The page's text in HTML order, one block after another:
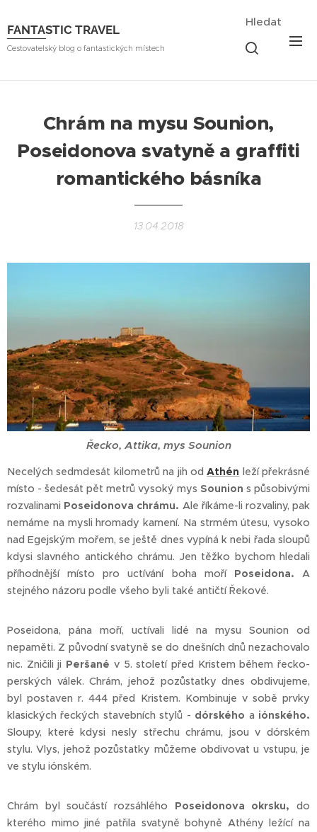
FANTASTIC TRAVEL
Cestovatelský blog o fantastických místech
Hledat
Chrám na mysu Sounion,
Poseidonova svatyně a graffiti
romantického básníka
13.04.2018
Řecko, Attika, mys Sounion
Necelých sedmdesát kilometrů na jih odAthén leží překrásné
místo - šedesát pět metrů vysoký mys Sounion s působivými
rozvalinami Poseidonova chrámu. Ale říkáme-li rozvaliny, pak
nemáme na mysli hromady kamení. Na strmém útesu, vysoko
nad Egejským mořem, se ještě dnes vypíná k nebi řada sloupů
kdysi slavného antického chrámu. Jen těžko bychom hledali
příhodnější místo pro uctívání boha moří Poseidona.A
stejného názoru podle všeho byli také antičtí Řekové.
Poseidona, pána moří, uctívali lidé na mysu Sounion od
nepaměti. Z původní svatyně se do dnešních dnů nezachovalo
nic. Zničili ji Peršané v 5. století před Kristem během řecko-
perských válek. Chrám, jehož pozůstatky dnes obdivujeme,
byl postaven r. 444 před Kristem. Kombinuje v sobě prvky
klasických řeckých stavebních stylů - dórského a iónského.
Sloupy, které kdysi nesly střechu chrámu, jsou v dórském
stylu. Vlys, jehož pozůstatky můžeme obdivovat u vstupu, je
ve stylu iónském.
Chrám byl součástí rozsáhlého Poseidonova okrsku, do
kterého mimo jiné patřila svatyně bohyně Athény ležící na